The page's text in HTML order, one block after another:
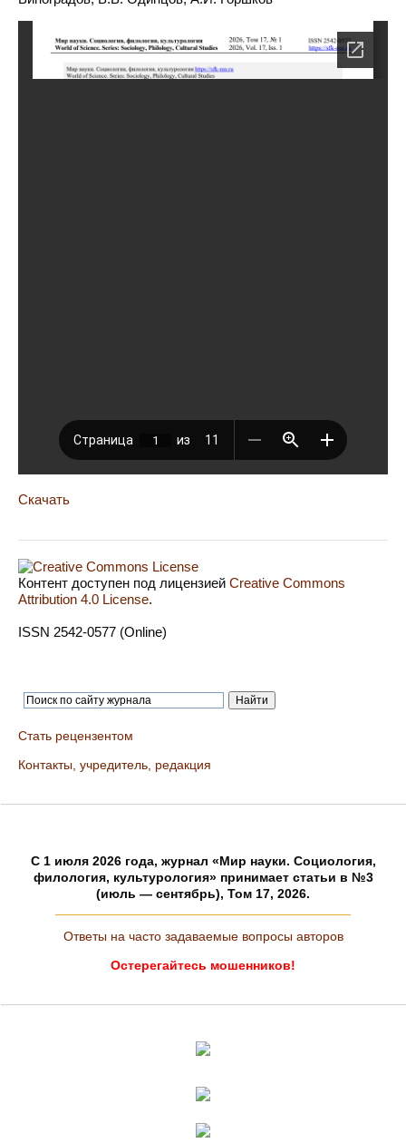
Скачать
Контент доступен под лицензией Creative Commons
Attribution 4.0 License.
ISSN 2542-0577 (Online)
Стать рецензентом
Контакты, учредитель, редакция
C 1 июля 2026 года, журнал «Мир науки. Социология,
филология, культурология» принимает статьи в №3
(июль — сентябрь), Том 17, 2026.
Ответы на часто задаваемые вопросы авторов
Остерегайтесь мошенников!